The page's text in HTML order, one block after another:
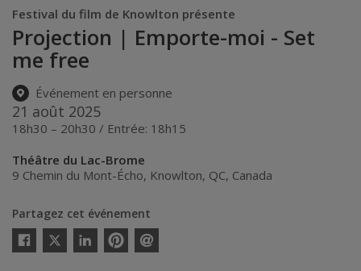
Festival du film de Knowlton présente
Projection | Emporte-moi - Set
me free
Événement en personne
21 août 2025
18h30 – 20h30 / Entrée: 18h15
Théâtre du Lac-Brome
9 Chemin du Mont-Écho, Knowlton, QC, Canada
Partagez cet événement
Twitter